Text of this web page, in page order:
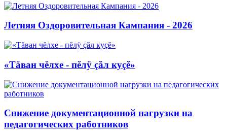
Летняя Оздоровительная Кампания - 2026
«Тăван чĕлхе - пĕлÿ çăл куçĕ»
Снижение документационной нагрузки на
педагогических работников